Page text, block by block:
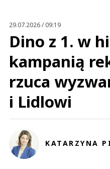
29.07.2026 / 09:19
Dino z 1. w
kampanią
rzuca
i Lidlowi
KATARZYNA